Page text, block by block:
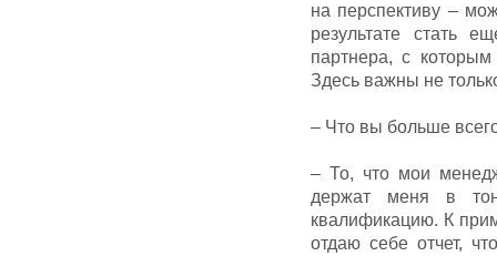
на перспективу –
результате стать
партнера, с
Здесь важны не
– Что вы больше
– То, что мои
держат меня в
квалификацию. К
отдаю себе отчет,